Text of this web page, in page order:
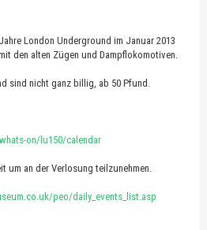
London Underground im Januar 2013
den alten Zügen und Dampflokomotiven.
sind nicht ganz billig, ab 50 Pfund.
on/lu150/calendar
um an der Verlosung teilzunehmen.
peo/daily_events_list.asp